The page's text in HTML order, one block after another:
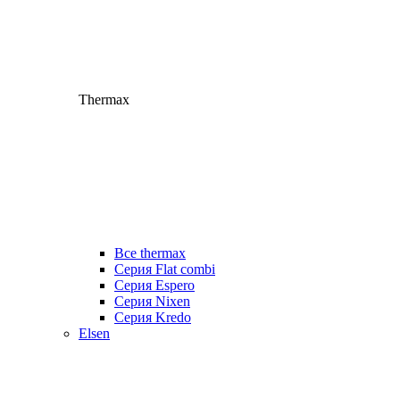
Thermax
Все thermax
Серия Flat combi
Серия Espero
Серия Nixen
Серия Kredo
Elsen